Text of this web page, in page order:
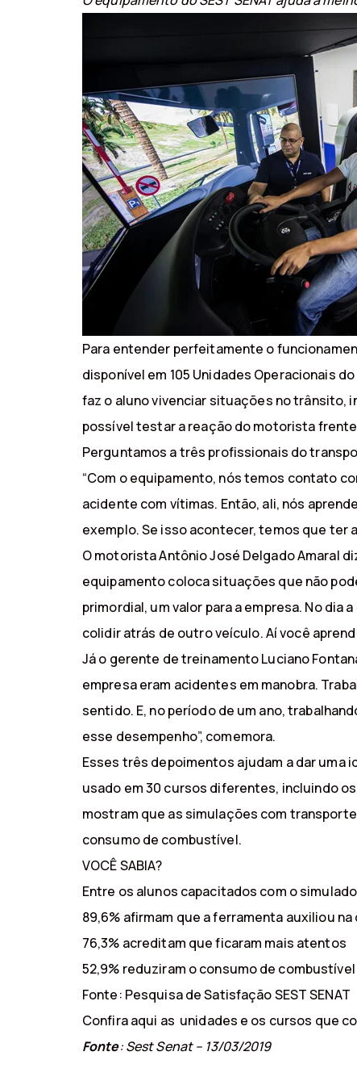
Para entender perfeitamente o
disponível em 105 Unidades Operacionais
faz o aluno vivenciar situações no trânsito,
possível testar a reação do motorista
Perguntamos a três profissionais do
“Com o equipamento, nós temos contato
acidente com vítimas. Então, ali, nós
exemplo. Se isso acontecer, temos que ter
O motorista Antônio José Delgado Amaral
equipamento coloca situações que não
primordial, um valor para a empresa. No
colidir atrás de outro veículo. Aí você
Já o gerente de treinamento Luciano
empresa eram acidentes em manobra.
sentido. E, no período de um ano,
esse desempenho”, comemora.
Esses três depoimentos ajudam a dar uma
usado em 30 cursos diferentes, incluindo
mostram que as simulações com
consumo de combustível.
VOCÊ SABIA?
Entre os alunos capacitados com o
89,6% afirmam que a ferramenta auxiliou
76,3% acreditam que ficaram mais atentos
52,9% reduziram o consumo de combustível
Fonte: Pesquisa de Satisfação SEST SENAT
Confira aqui as unidades e os cursos que
Fonte: Sest Senat – 13/03/2019